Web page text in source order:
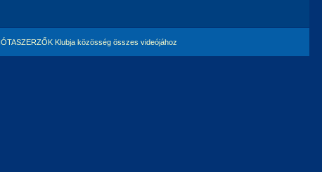
Klubja közösség összes videójához